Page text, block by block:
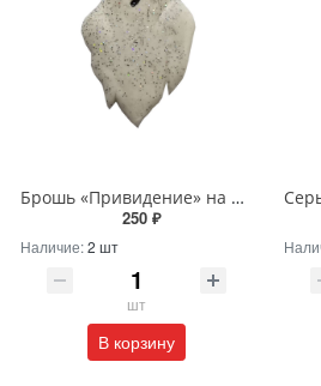
Брошь «Привидение» на Хэллоуин
250 ₽
Наличие:2 шт
шт
В корзину